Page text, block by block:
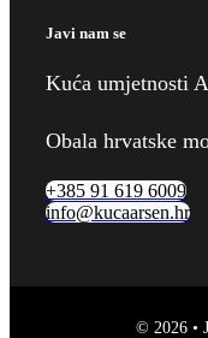
Javi nam se
Kuća umjetnosti
Obala hrvatske
+385 91 619 6009
info@kucaarsen.hr
© 2026 •